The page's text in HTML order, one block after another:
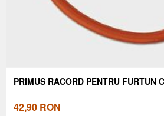
PRIMUS RACORD PENTRU FURTUN
42,90 RON